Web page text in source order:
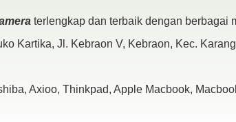
terlengkap dan terbaik dengan berbagai
Kartika, Jl. Kebraon V, Kebraon, Kec.
Axioo, Thinkpad, Apple Macbook,